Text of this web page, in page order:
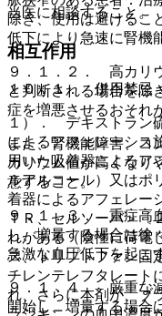
当医に相談すること。
相互作用
１０．１． 併用禁忌
１）． デキストラン
によるアフェレーシス
用いた吸着器によるア
ルアルコール）又はポ
着器によるアフェレー
ＴＲ、セルソーバ＞〔
れがある（陰性に荷電
ス、トリプトファン固
チレンテレフタレート
れ、さらに本剤が、ブ
除き、使用は避けるこ
低下により急速に腎機
９．１．２． 高カリ
と判断される場合を除
症を増悪させるおそれ
また、腎機能障害、コ
カリウム値が高くなり
意すること。
９．１．３． 重症高
し、増量する場合は徐
急激な血圧低下を起こ
９．１．４． 厳重な
開始し、増量する場合